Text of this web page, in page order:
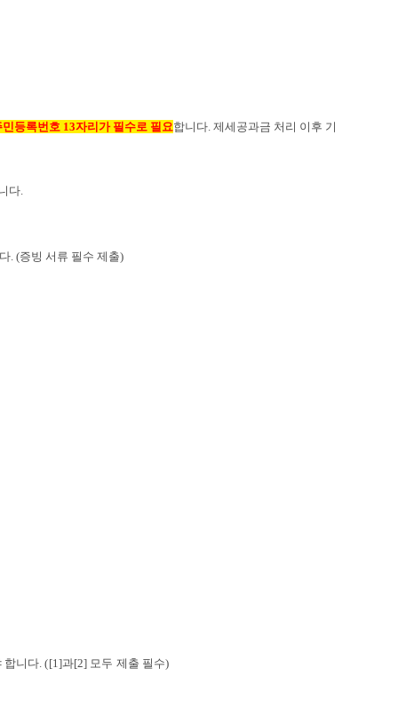
민등록번호 13자리가 필수로 필요합니다. 제세공과금 처리 이후 기
다.
. (증빙 서류 필수 제출)
합니다. ([1]과[2] 모두 제출 필수)